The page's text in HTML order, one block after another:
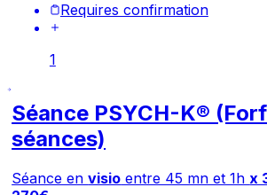
Requires confirmation
1
Séance PSYCH-K®
séances)
Séance envisio entre 45 mn et 1h x